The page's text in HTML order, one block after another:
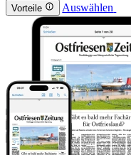
Vorteile Auswählen